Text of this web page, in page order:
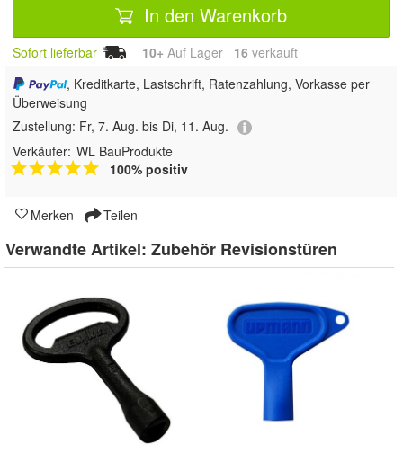
In den Warenkorb
Sofort lieferbar 10+ Auf Lager 16 verkauft
, Kreditkarte, Lastschrift, Ratenzahlung, Vorkasse per
Überweisung
Zustellung: Fr, 7. Aug. bis Di, 11. Aug.
Verkäufer: WL BauProdukte
100% positiv
Merken Teilen
Verwandte Artikel: Zubehör Revisionstüren